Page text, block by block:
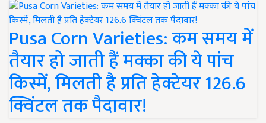
Pusa Corn Varieties: कम समय में
तैयार हो जाती हैं मक्का की ये पांच
किस्में, मिलती है प्रति हेक्टेयर 126.6
क्विंटल तक पैदावार!